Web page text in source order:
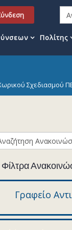
Πολίτης
Σχεδιασμού
Φίλτρα
Γραφείο